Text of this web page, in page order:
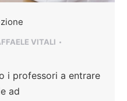
VITALI
i professori a entrare
ad